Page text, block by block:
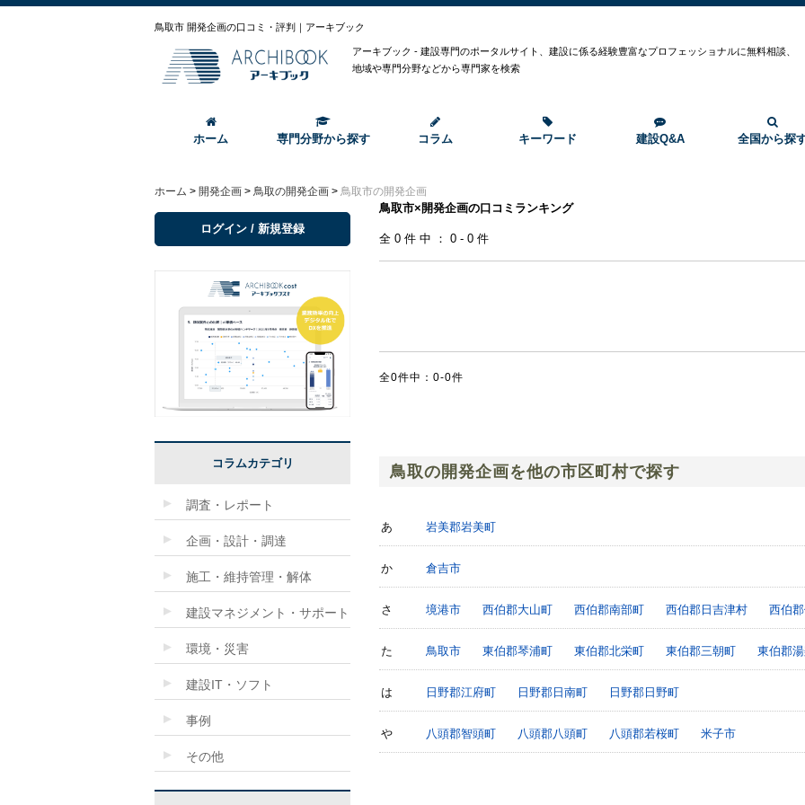
鳥取市 開発企画の口コミ・評判｜アーキブック
アーキブック - 建設専門のポータルサイト、建設に係る経験豊富なプロフェッショナルに無料相談、
地域や専門分野などから専門家を検索
ホーム 専門分野から探す コラム キーワード 建設Q&A 全国から探
ホーム > 開発企画 > 鳥取の開発企画 > 鳥取市の開発企画
鳥取市×開発企画の口コミランキング
全0件中：0-0件
全0件中：0-0件
鳥取の開発企画を他の市区町村で探す
あ 岩美郡岩美町
か 倉吉市
さ 境港市 西伯郡大山町 西伯郡南部町 西伯郡日吉津村 西伯
た 鳥取市 東伯郡琴浦町 東伯郡北栄町 東伯郡三朝町 東伯郡
は 日野郡江府町 日野郡日南町 日野郡日野町
や 八頭郡智頭町 八頭郡八頭町 八頭郡若桜町 米子市
ログイン / 新規登録
コラムカテゴリ
調査・レポート
企画・設計・調達
施工・維持管理・解体
建設マネジメント・サポート
環境・災害
建設IT・ソフト
事例
その他